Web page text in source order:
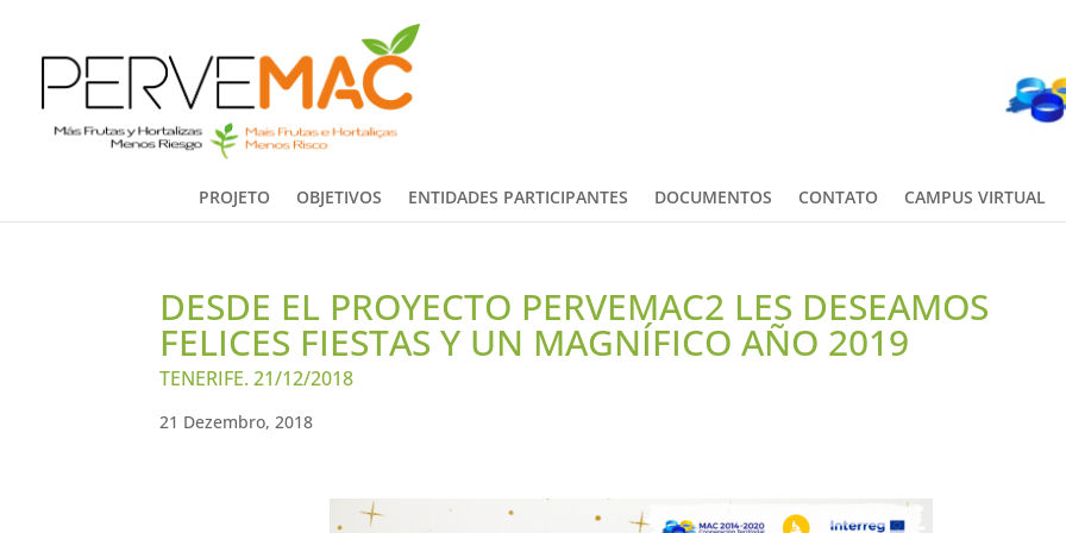
PROJETO OBJETIVOS ENTIDADES PARTICIPANTES DOCUMENTOS CONTATO CAMPUS VIRTUAL
DESDE EL PROYECTO PERVEMAC2 LES DESEAMOS
FELICES FIESTAS Y UN MAGNÍFICO AÑO 2019
TENERIFE. 21/12/2018
21 Dezembro, 2018